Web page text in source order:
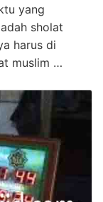
yang
sholat
harus di
muslim …